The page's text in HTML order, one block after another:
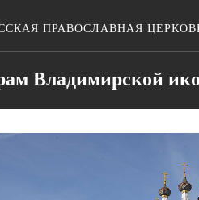
ПРАВОСЛАВНАЯ
Владимирской